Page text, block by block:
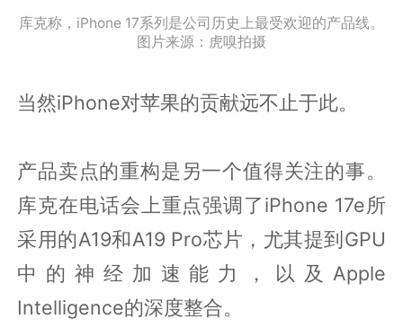
库克称，iPhone 17系列是公司历史上最受欢迎的产品线。
图片来源：虎嗅拍摄
当然iPhone对苹果的贡献远不止于此。
产品卖点的重构是另一个值得关注的事。
库克在电话会上重点强调了iPhone 17e所
采用的A19和A19 Pro芯片，尤其提到GPU
中的神经加速能力，以及Apple
Intelligence的深度整合。